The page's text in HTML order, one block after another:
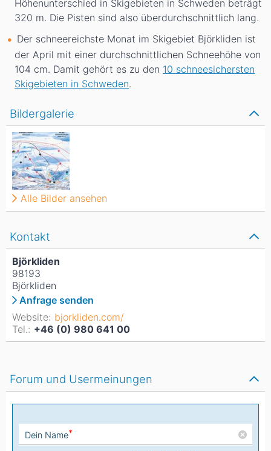
Höhenunterschied in Skigebieten in Schweden beträgt
320 m. Die Pisten sind also überdurchschnittlich lang.
Der schneereichste Monat im Skigebiet Björkliden ist
der April mit einer durchschnittlichen Schneehöhe von
104 cm. Damit gehört es zu den 10 schneesichersten
Skigebieten in Schweden.
Kontakt
Björkliden
98193
Björkliden
Anfrage senden
Website: bjorkliden.com/
Tel.: +46 (0) 980 641 00
Bildergalerie
Alle Bilder ansehen
Forum und Usermeinungen
Dein Name*